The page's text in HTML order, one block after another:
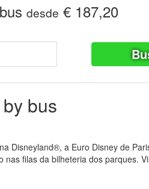
desde € 187,20
bus
Disneyland®, a Euro Disney de
nas filas da bilheteria dos parques.